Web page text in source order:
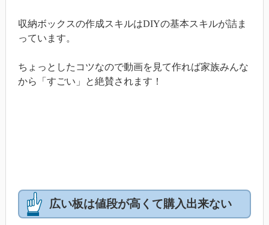
収納ボックスの作成スキルはDIYの基本スキルが詰ま
っています。
ちょっとしたコツなので動画を見て作れば家族みんな
から「すごい」と絶賛されます！
広い板は値段が高くて購入出来ない